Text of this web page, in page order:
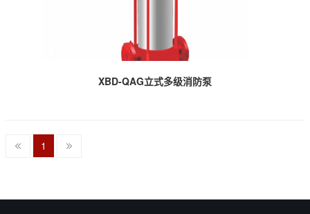
XBD-QAG立式多级消防泵
1